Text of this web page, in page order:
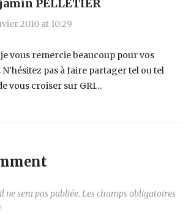
PELLETIER
2010 at 10:29
vous remercie beaucoup pour vos
pas à faire partager tel ou tel
vous croiser sur GRI…
ne sera pas publiée. Les champs obligatoires